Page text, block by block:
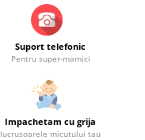
Suport telefonic
Pentru super-mamici
Impachetam cu grija
lucrusoarele micutului tau